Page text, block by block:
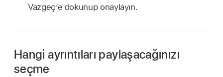
Vazgeç’e dokunup onaylayın.
Hangi ayrıntıları paylaşacağınızı
seçme